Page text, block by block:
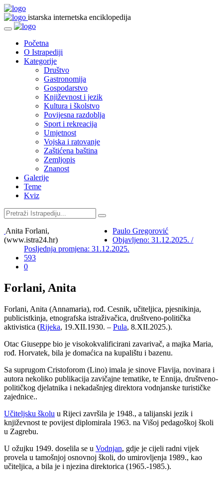
istarska internetska enciklopedija
Početna
O Istrapediji
Kategorije
Društvo
Gastronomija
Gospodarstvo
Književnost i jezik
Kultura i školstvo
Povijesna razdoblja
Sport i rekreacija
Umjetnost
Vojska i ratovanje
Zaštićena baština
Zemljopis
Znanost
Galerije
Teme
Kviz
Anita Forlani,
(www.istra24.hr)
Paulo Gregorović
Objavljeno: 31.12.2025. /
Posljednja promjena: 31.12.2025.
593
0
Forlani, Anita
Forlani, Anita (Annamaria), rođ. Cesnik, učiteljica, pjesnikinja,
publicistkinja, etnografska istraživačica, društveno-politička
aktivistica (Rijeka, 19.XII.1930. – Pula, 8.XII.2025.).
Otac Giuseppe bio je visokokvalificirani zavarivač, a majka Maria,
rođ. Horvatek, bila je domaćica na kupalištu i bazenu.
Sa suprugom Cristoforom (Lino) imala je sinove Flavija, novinara i
autora nekoliko publikacija zavičajne tematike, te Ennija, društveno-
političkog djelatnika i nekadašnjeg direktora vodnjanske turističke
zajednice..
Učiteljsku školu u Rijeci završila je 1948., a talijanski jezik i
književnost te povijest diplomirala 1963. na Višoj pedagoškoj školi
u Zagrebu.
U ožujku 1949. doselila se u Vodnjan, gdje je cijeli radni vijek
provela u tamošnjoj osnovnoj školi, do umirovljenja 1989., kao
učiteljica, a bila je i njezina direktorica (1965.-1985.).